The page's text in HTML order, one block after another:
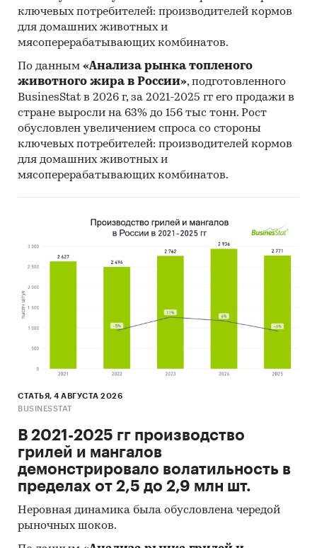
`АВД-ТРЕЙД`, ООО `РАСПАДСКАЯ УК`, АО
`ХОЛДИНГОВАЯ КОМПАНИЯ `ЯКУТУГОЛЬ`, АО
`ТАЛТЭК`, ООО `СУЭК-ХАКАСИЯ`, АО `УК
`СИБИРСКАЯ`
Выдержки из исследования:
- На российском рынке угля в последние годы
нет выраженного тренда.
- В структуре рынка угля в 2023 г. внутреннее
производство превышало объем импортных
поставок в 19,7 раз, а сальдо торгового баланса
было положительное и составляло 181 млн.т.
производителей являются АО `СУЭК`, АО `УК
`КУЗБАССРАЗРЕЗУГОЛЬ`, АО ХК `СДС-УГОЛЬ`.
- Лучшие производственные показатели
выпуска продукции, составляющим 320,1 млн.т.
- Лидером по импортным поставкам в 2023 г.
является Казахстан (более 99%), ведущий
поставщик угля - BLACK SAND COMMODITIES
FZ LLC
сегмент low-priced с долей 70,4%, основные
Украина, Шпицберген и Ян Майен. Сегмент
high-priced представлен долей в 26%
преимущественно из стран: Казахстан,
Индонезия, Колумбия.
экспортеров покупает Китай (более 48%),
крупнейший покупатель - KRU OVERSEAS DMCC
ключевых потребителей: производителей кормов
для домашних животных и
мясоперерабатывающих комбинатов.
По данным «Анализа рынка топленого
животного жира в России», подготовленного
BusinesStat в 2026 г, за 2021-2025 гг его продажи в
стране выросли на 63% до 156 тыс тонн. Рост
обусловлен увеличением спроса со стороны
ключевых потребителей: производителей кормов
для домашних животных и
мясоперерабатывающих комбинатов.
СТАТЬЯ, 4 АВГУСТА 2026
BUSINESSTAT
В 2021-2025 гг производство
грилей и мангалов
демонстрировало волатильность в
пределах от 2,5 до 2,9 млн шт.
Неровная динамика была обусловлена чередой
рыночных шоков.